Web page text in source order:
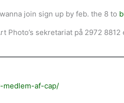
join sign up by feb. the 8 to
sekretariat på 2972 8812
af-cap/